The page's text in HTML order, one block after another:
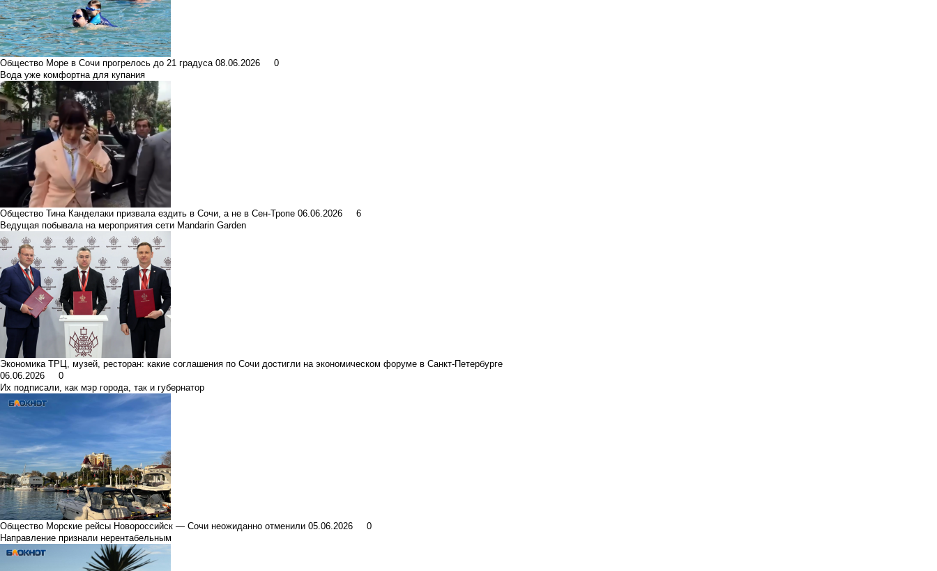
Общество Море в Сочи прогрелось до 21 градуса 08.06.2026
0
Вода уже комфортна для купания
Общество Тина Канделаки призвала ездить в Сочи, а не в Сен-Тропе 06.06.2026
6
Ведущая побывала на мероприятия сети Mandarin Garden
Экономика ТРЦ, музей, ресторан: какие соглашения по Сочи достигли на экономическом форуме в Санкт-Петербурге
06.06.2026
0
Их подписали, как мэр города, так и губернатор
Общество Морские рейсы Новороссийск — Сочи неожиданно отменили 05.06.2026
0
Направление признали нерентабельным